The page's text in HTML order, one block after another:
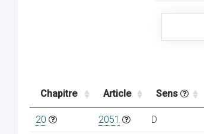
Chapitre Article Sens
20 2051 D